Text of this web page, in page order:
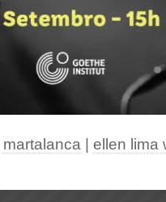
martalanca ellen lima